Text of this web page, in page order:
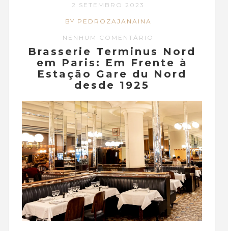
2 SETEMBRO 2023
BY PEDROZAJANAINA
NENHUM COMENTÁRIO
Brasserie Terminus Nord
em Paris: Em Frente à
Estação Gare du Nord
desde 1925